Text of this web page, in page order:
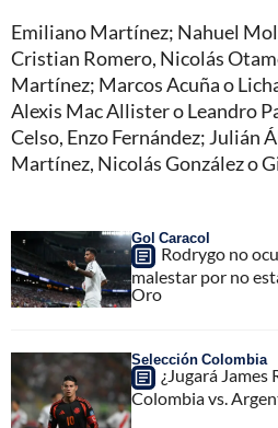
Emiliano Martínez; Nahuel
Cristian Romero, Nicolás
Martínez; Marcos Acuña o
Alexis Mac Allister o Leandro
Celso, Enzo Fernández; Julián
Martínez, Nicolás González o
Gol Caracol
Rodrygo no
malestar por no
Oro
Selección Colombia
¿Jugará
Colombia vs.